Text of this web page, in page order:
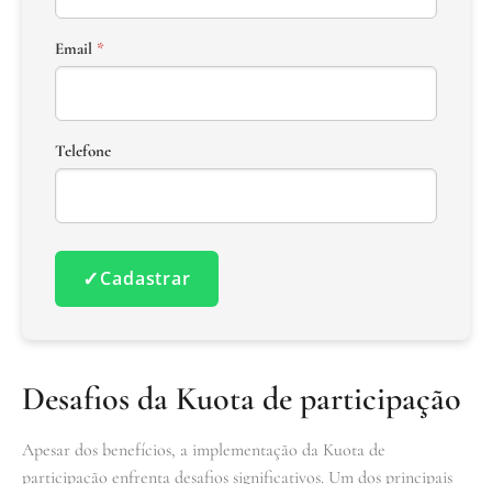
Email *
Telefone
✓Cadastrar
Desafios da Kuota de participação
Apesar dos benefícios, a implementação da Kuota de
participação enfrenta desafios significativos. Um dos principais